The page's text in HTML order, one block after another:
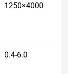
1250×4000
0.4-6.0